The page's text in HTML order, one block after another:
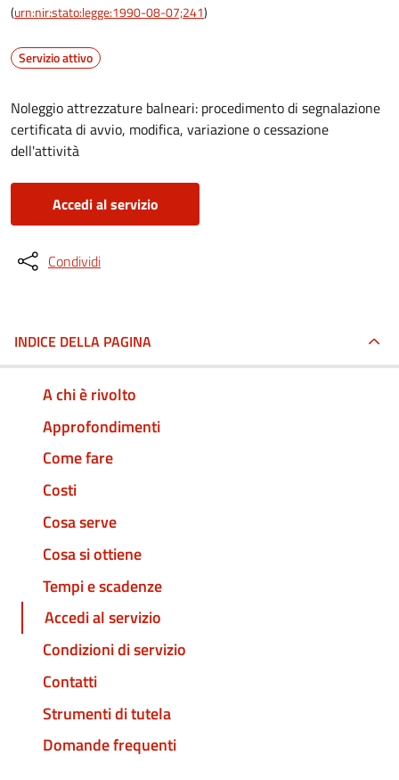
(urn:nir:stato:legge:1990-08-07;241)
Servizio attivo
Noleggio attrezzature balneari: procedimento di segnalazione
certificata di avvio, modifica, variazione o cessazione
dell'attività
Accedi al servizio
Condividi
INDICE DELLA PAGINA
A chi è rivolto
Approfondimenti
Come fare
Costi
Cosa serve
Cosa si ottiene
Tempi e scadenze
Accedi al servizio
Condizioni di servizio
Contatti
Strumenti di tutela
Domande frequenti